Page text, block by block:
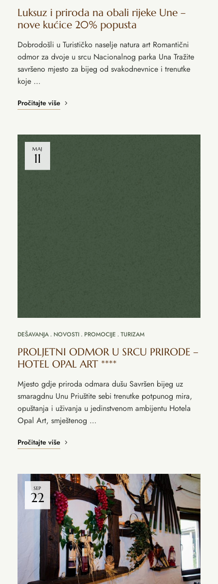
Luksuz i priroda na obali rijeke Une –
nove kućice 20% popusta
Dobrodošli u Turističko naselje natura art Romantični
odmor za dvoje u srcu Nacionalnog parka Una Tražite
savršeno mjesto za bijeg od svakodnevnice i trenutke
koje …
Pročitajte više
MAJ
11
DEŠAVANJA NOVOSTI PROMOCIJE TURIZAM
PROLJETNI ODMOR U SRCU PRIRODE –
HOTEL OPAL ART ****
Mjesto gdje priroda odmara dušu Savršen bijeg uz
smaragdnu Unu Priuštite sebi trenutke potpunog mira,
opuštanja i uživanja u jedinstvenom ambijentu Hotela
Opal Art, smještenog …
Pročitajte više
SEP
22